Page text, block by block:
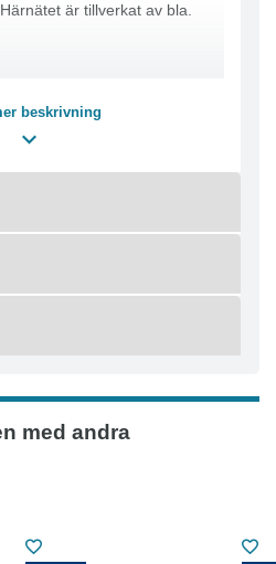
är tillverkat av bla.
beskrivning
med andra